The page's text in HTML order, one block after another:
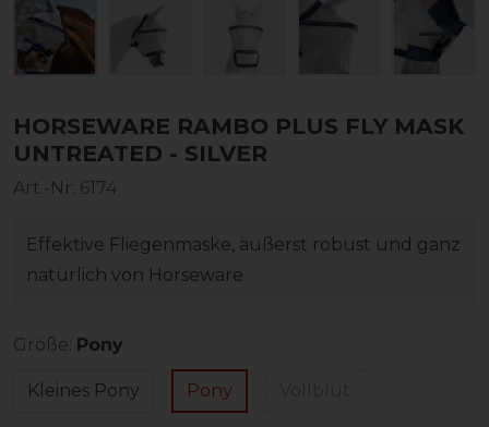
HORSEWARE RAMBO PLUS FLY MASK
UNTREATED - SILVER
Art.-Nr: 6174
Effektive Fliegenmaske, äußerst robust und ganz
natürlich von Horseware
Größe: Pony
Kleines Pony Pony